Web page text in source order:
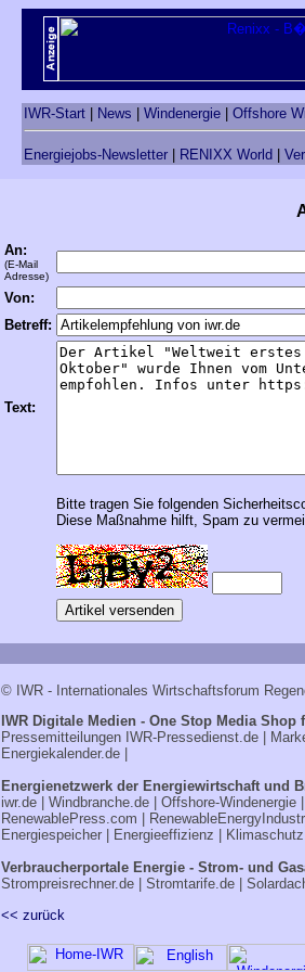
IWR-Start News Windenergie Offshore
Energiejobs-Newsletter RENIXX World
An:
(E-Mail
Adresse)
Von:
Betreff:
Text:
Bitte tragen Sie folgenden
Diese Maßnahme hilft, Spam zu
© IWR - Internationales Wirtschaftsforum
IWR Digitale Medien - One Stop Media
Pressemitteilungen IWR-Pressedienst.de|
Energiekalender.de|
Energienetzwerk der Energiewirtschaft und
iwr.de| Windbranche.de| Offshore-Windenergie|
RenewablePress.com
Energiespeicher| Energieeffizienz Klimaschutz
Verbraucherportale Energie - Strom- und
Strompreisrechner.de| Stromtarife.de|
<< zurück